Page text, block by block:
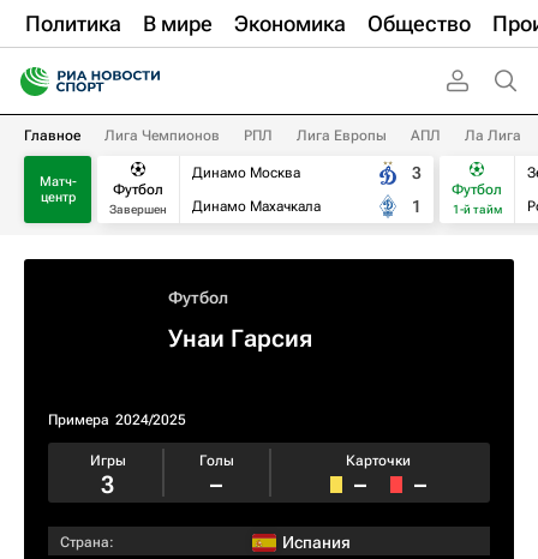
Политика В мире Экономика Общество
Главное Лига Чемпионов РПЛ Лига Европы АПЛ Ла Лига
Матч-
центр
Футбол
Завершен
Динамо Москва
Динамо Махачкала
3
1
Футбол
1-й тайм
Футбол
Унаи Гарсия
Примера 2024/2025
Игры
3
Голы
–
Карточки
– –
Страна: Испания